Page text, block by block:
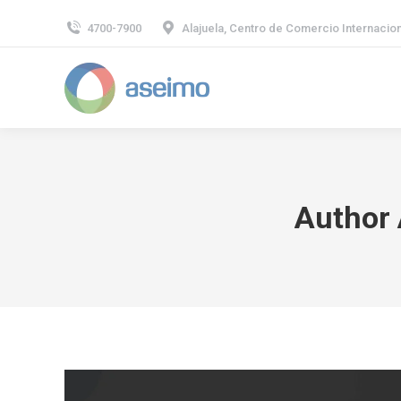
4700-7900 Alajuela, Centro de Comercio
Author